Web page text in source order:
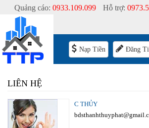
Quảng cáo: 0933.109.099 Hỗ trợ:
Nạp Tiền Đăng
LIÊN HỆ
C THỦY